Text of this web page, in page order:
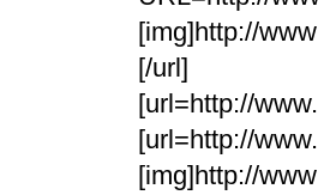
[img]http://
[/url]
[url=http://
[url=http://
[img]http://